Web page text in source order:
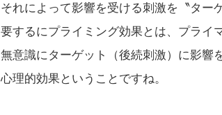
それによって影響を受ける刺激を〝ター
要するにプライミング効果とは、プライ
無意識にターゲット（後続刺激）に影響
心理的効果ということですね。